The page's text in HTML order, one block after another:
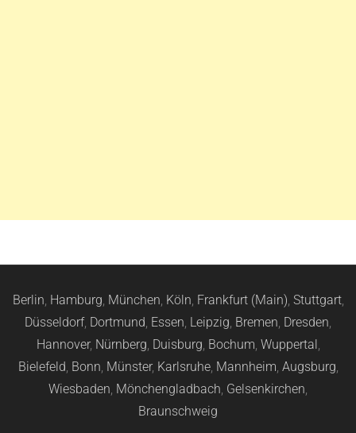
Berlin, Hamburg, München, Köln, Frankfurt (Main), Stuttgart,
Düsseldorf, Dortmund, Essen, Leipzig, Bremen, Dresden,
Hannover, Nürnberg, Duisburg, Bochum, Wuppertal,
Bielefeld, Bonn, Münster, Karlsruhe, Mannheim, Augsburg,
Wiesbaden, Mönchengladbach, Gelsenkirchen,
Braunschweig